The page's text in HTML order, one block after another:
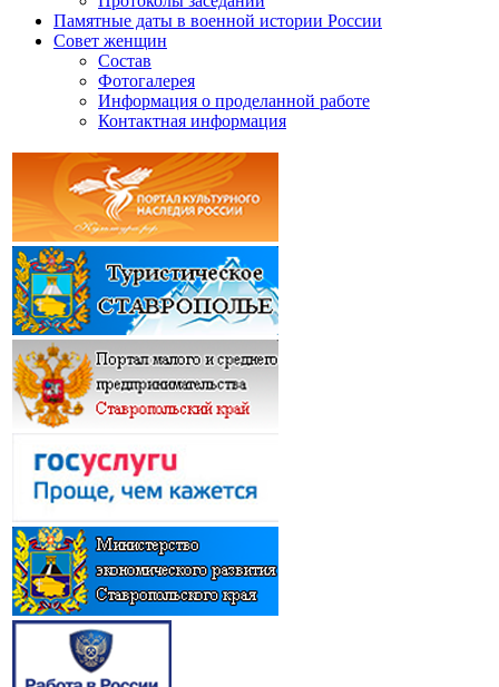
Памятные даты в военной истории России
Совет женщин
Состав
Фотогалерея
Информация о проделанной работе
Контактная информация